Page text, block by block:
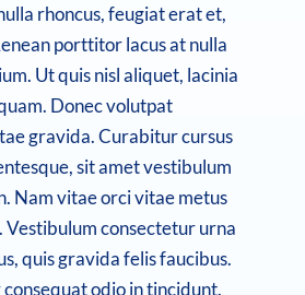
rhoncus, feugiat erat et,
porttitor lacus at nulla
Ut quis nisl aliquet, lacinia
Donec volutpat
gravida. Curabitur cursus
sit amet vestibulum
Nam vitae orci vitae metus
Vestibulum consectetur urna
quis gravida felis faucibus.
odio in tincidunt.